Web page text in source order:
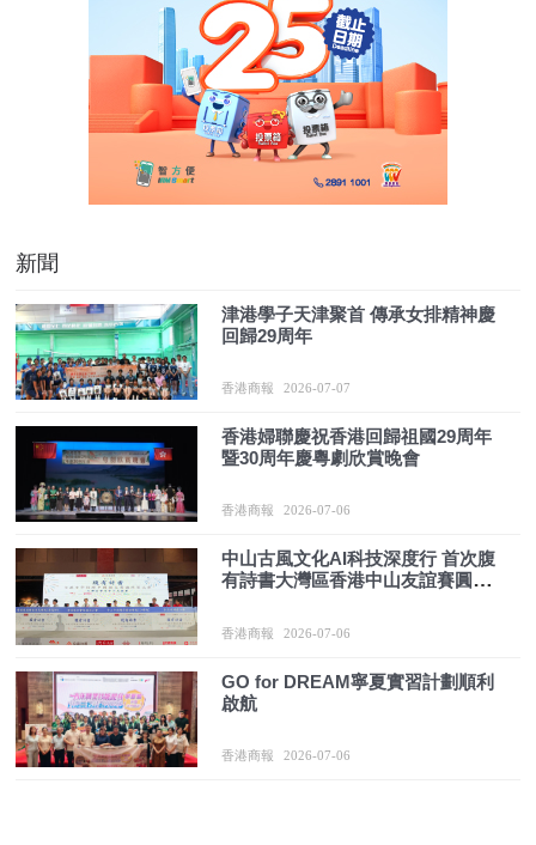
新聞
津港學子天津聚首 傳承女排精神慶
回歸29周年
香港商報 2026-07-07
香港婦聯慶祝香港回歸祖國29周年
暨30周年慶粵劇欣賞晚會
香港商報 2026-07-06
中山古風文化AI科技深度行 首次腹
有詩書大灣區香港中山友誼賽圓滿
香港商報 2026-07-06
GO for DREAM寧夏實習計劃順利
啟航
香港商報 2026-07-06